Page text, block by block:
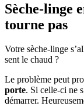
Sèche-linge
tourne pas
Votre sèche-linge
sent le chaud ?
Le problème peut
porte. Si celle-ci ne
démarrer.